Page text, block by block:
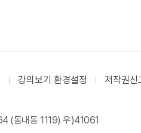
강의보기 환경설정 저작권신
(동내동 1119) 우)41061